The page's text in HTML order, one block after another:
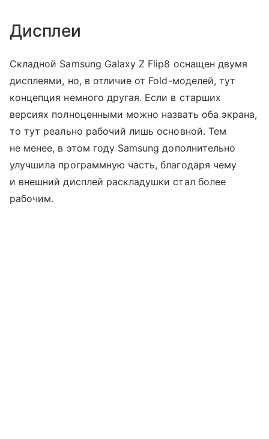
Дисплеи
Складной Samsung Galaxy Z Flip8 оснащен двумя
дисплеями, но, в отличие от Fold-моделей, тут
концепция немного другая. Если в старших
версиях полноценными можно назвать оба экрана,
то тут реально рабочий лишь основной. Тем
не менее, в этом году Samsung дополнительно
улучшила программную часть, благодаря чему
и внешний дисплей раскладушки стал более
рабочим.